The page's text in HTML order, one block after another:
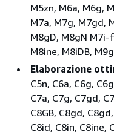
M5zn, M6a, M6g,
M7a, M7g, M7gd,
M8gD, M8gN M7i-
M8ine, M8iDB,
Elaborazione
C5n, C6a, C6g,
C7a, C7g, C7gd,
C8GB, C8gd,
C8id, C8in, C8ine,